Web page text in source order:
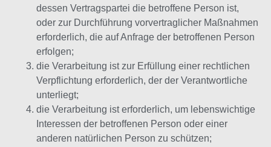
dessen Vertragspartei die betroffene Person ist,
oder zur Durchführung vorvertraglicher Maßnahmen
erforderlich, die auf Anfrage der betroffenen Person
erfolgen;
die Verarbeitung ist zur Erfüllung einer rechtlichen
Verpflichtung erforderlich, der der Verantwortliche
unterliegt;
die Verarbeitung ist erforderlich, um lebenswichtige
Interessen der betroffenen Person oder einer
anderen natürlichen Person zu schützen;